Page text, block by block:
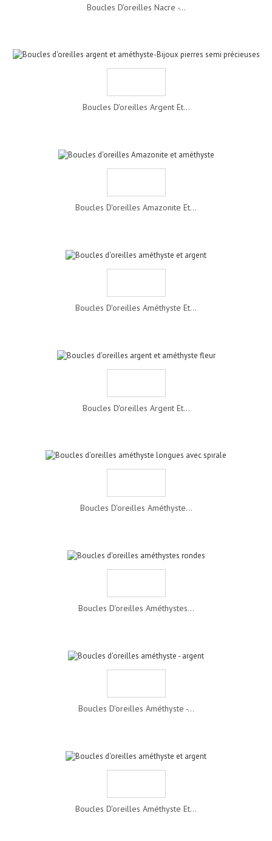
Boucles D'oreilles Nacre -...
Boucles D'oreilles Argent Et...
Boucles D'oreilles Amazonite Et...
Boucles D'oreilles Améthyste Et...
Boucles D'oreilles Argent Et...
Boucles D'oreilles Améthyste...
Boucles D'oreilles Améthystes...
Boucles D'oreilles Améthyste -...
Boucles D'oreilles Améthyste Et...